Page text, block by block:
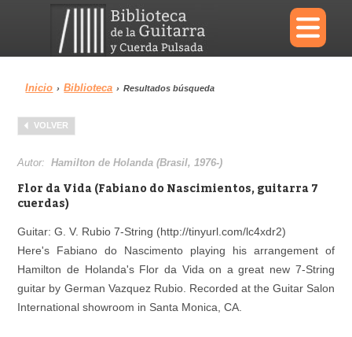
×
Menu
Biblioteca
Reproductor
Inicio › Biblioteca › Resultados búsqueda
VOLVER
Autor:Hamilton de Holanda (Brasil, 1976-)
Flor da Vida (Fabiano do Nascimientos, guitarra 7
cuerdas)
Guitar: G. V. Rubio 7-String (http://tinyurl.com/lc4xdr2)
Here's Fabiano do Nascimento playing his arrangement of
Hamilton de Holanda's Flor da Vida on a great new 7-String
guitar by German Vazquez Rubio. Recorded at the Guitar Salon
International showroom in Santa Monica, CA.